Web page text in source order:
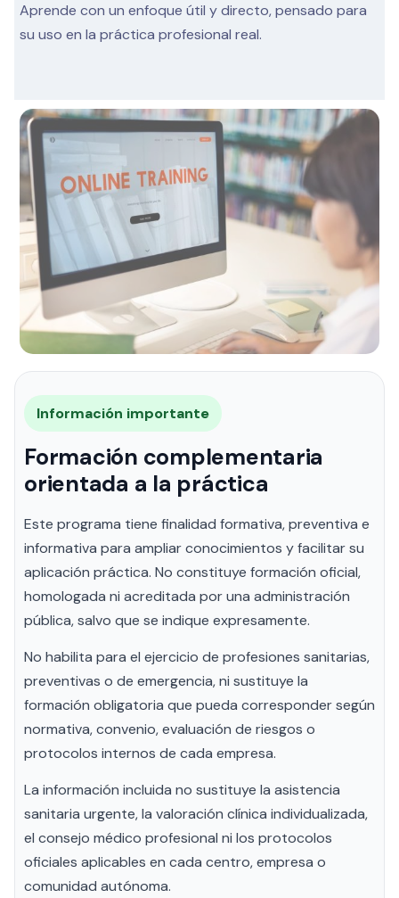
Aprende con un enfoque útil y directo, pensado para
su uso en la práctica profesional real.
Información importante
Formación complementaria
orientada a la práctica
Este programa tiene finalidad formativa, preventiva e
informativa para ampliar conocimientos y facilitar su
aplicación práctica. No constituye formación oficial,
homologada ni acreditada por una administración
pública, salvo que se indique expresamente.
No habilita para el ejercicio de profesiones sanitarias,
preventivas o de emergencia, ni sustituye la
formación obligatoria que pueda corresponder según
normativa, convenio, evaluación de riesgos o
protocolos internos de cada empresa.
La información incluida no sustituye la asistencia
sanitaria urgente, la valoración clínica individualizada,
el consejo médico profesional ni los protocolos
oficiales aplicables en cada centro, empresa o
comunidad autónoma.